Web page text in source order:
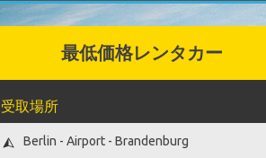
最低価格レンタカー
受取場所